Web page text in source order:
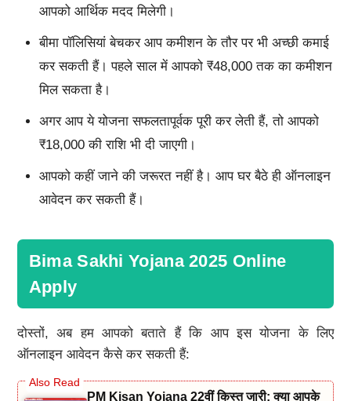
आपको आर्थिक मदद मिलेगी।
बीमा पॉलिसियां बेचकर आप कमीशन के तौर पर भी अच्छी कमाई
कर सकती हैं। पहले साल में आपको ₹48,000 तक का कमीशन
मिल सकता है।
अगर आप ये योजना सफलतापूर्वक पूरी कर लेती हैं, तो आपको
₹18,000 की राशि भी दी जाएगी।
आपको कहीं जाने की जरूरत नहीं है। आप घर बैठे ही ऑनलाइन
आवेदन कर सकती हैं।
Bima Sakhi Yojana 2025 Online
Apply
दोस्तों, अब हम आपको बताते हैं कि आप इस योजना के लिए
ऑनलाइन आवेदन कैसे कर सकती हैं:
PM Kisan Yojana 22वीं किस्त जारी: क्या आपके